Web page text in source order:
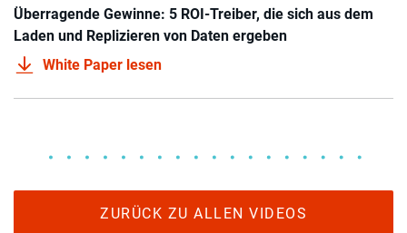
Überragende Gewinne: 5 ROI-Treiber, die sich aus dem
Laden und Replizieren von Daten ergeben
White Paper lesen
ZURÜCK ZU ALLEN VIDEOS